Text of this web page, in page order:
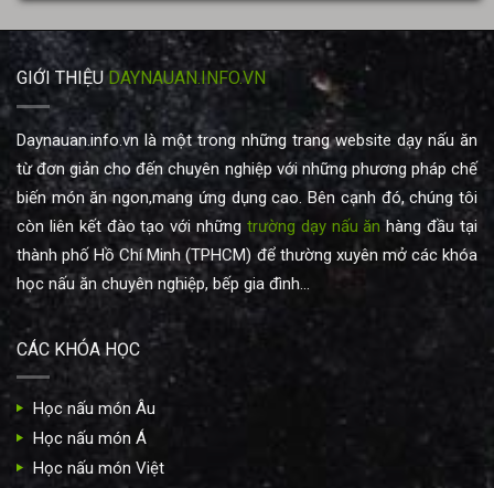
GIỚI THIỆUDAYNAUAN.INFO.VN
Daynauan.info.vn là một trong những trang website dạy nấu ăn
từ đơn giản cho đến chuyên nghiệp với những phương pháp chế
biến món ăn ngon,mang ứng dụng cao. Bên cạnh đó, chúng tôi
còn liên kết đào tạo với những trường dạy nấu ăn hàng đầu tại
thành phố Hồ Chí Minh (TPHCM) để thường xuyên mở các khóa
học nấu ăn chuyên nghiệp, bếp gia đình...
CÁC KHÓA HỌC
Học nấu món Âu
Học nấu món Á
Học nấu món Việt